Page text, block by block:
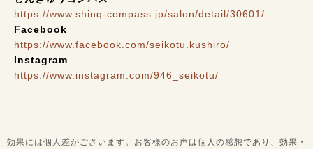
https://www.shinq-compass.jp/salon/detail/30601/
Facebook
https://www.facebook.com/seikotu.kushiro/
Instagram
https://www.instagram.com/946_seikotu/
効果には個人差がございます。お客様のお声は個人の感想であり、効果・